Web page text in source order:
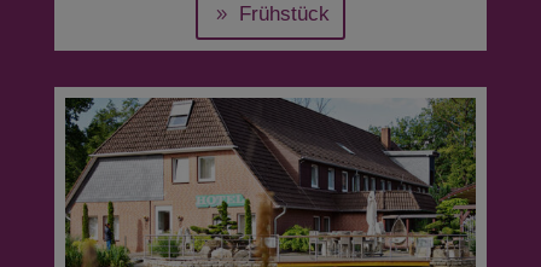
Frühstück